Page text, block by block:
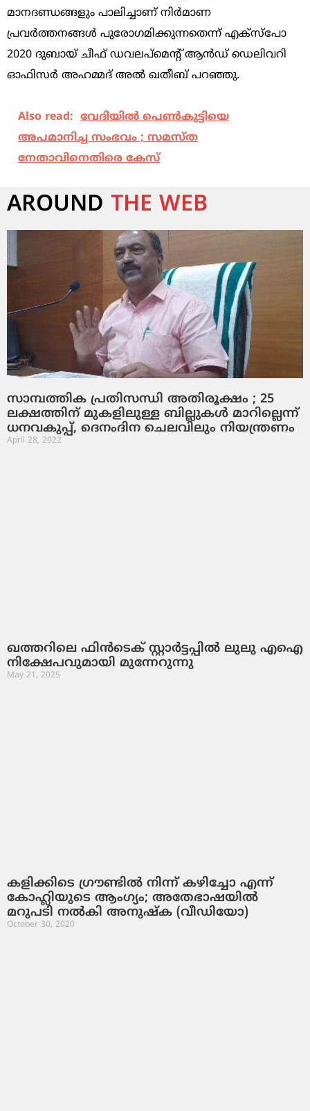
മാനദണ്ഡങ്ങളും പാലിച്ചാണ് നിര്‍മാണ
പ്രവര്‍ത്തനങ്ങള്‍ പുരോഗമിക്കുന്നതെന്ന് എക്‌സ്‌പോ
2020 ദുബായ് ചീഫ് ഡവലപ്മെന്‍റ് ആന്‍ഡ് ഡെലിവറി
ഓഫിസര്‍ അഹമ്മദ് അല്‍ ഖതീബ് പറഞ്ഞു.
Also read: വേദിയില്‍ പെണ്‍കുട്ടിയെ
അപമാനിച്ച സംഭവം ; സമസ്ത
നേതാവിനെതിരെ കേസ്
AROUND THE WEB
സാമ്പത്തിക പ്രതിസന്ധി അതിരൂക്ഷം ; 25
ലക്ഷത്തിന് മുകളിലുള്ള ബില്ലുകള്‍ മാറില്ലെന്ന്
ധനവകുപ്പ്, ദെനംദിന ചെലവിലും നിയന്ത്രണം
April 28, 2022
ഖത്തറിലെ ഫിൻടെക് സ്റ്റാർട്ടപ്പിൽ ലുലു എഐ
നിക്ഷേപവുമായി മുന്നേറുന്നു
May 21, 2025
കളിക്കിടെ ഗ്രൗണ്ടില്‍ നിന്ന് കഴിച്ചോ എന്ന്
കോഹ്ലിയുടെ ആംഗ്യം; അതേഭാഷയില്‍
മറുപടി നല്‍കി അനുഷ്‌ക (വീഡിയോ)
October 30, 2020